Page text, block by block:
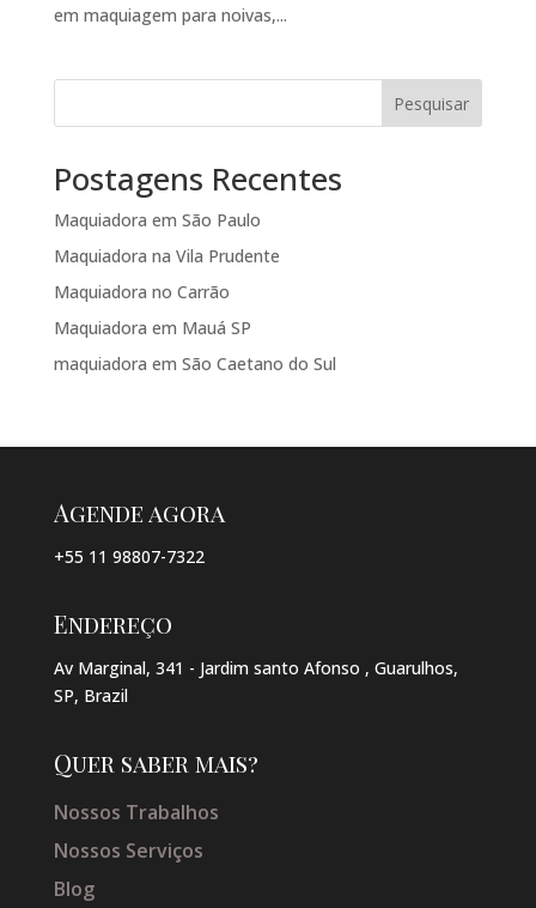
em maquiagem para noivas,...
Pesquisar
Postagens Recentes
Maquiadora em São Paulo
Maquiadora na Vila Prudente
Maquiadora no Carrão
Maquiadora em Mauá SP
maquiadora em São Caetano do Sul
Agende agora
+55 11 98807-7322
Endereço
Av Marginal, 341 - Jardim santo Afonso , Guarulhos,
SP, Brazil
Quer saber mais?
Nossos Trabalhos
Nossos Serviços
Blog